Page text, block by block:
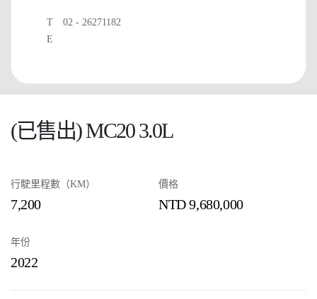
T
02 - 26271182
E
(已售出) MC20 3.0L
行駛里程數（KM）
7,200
價格
NTD 9,680,000
年份
2022